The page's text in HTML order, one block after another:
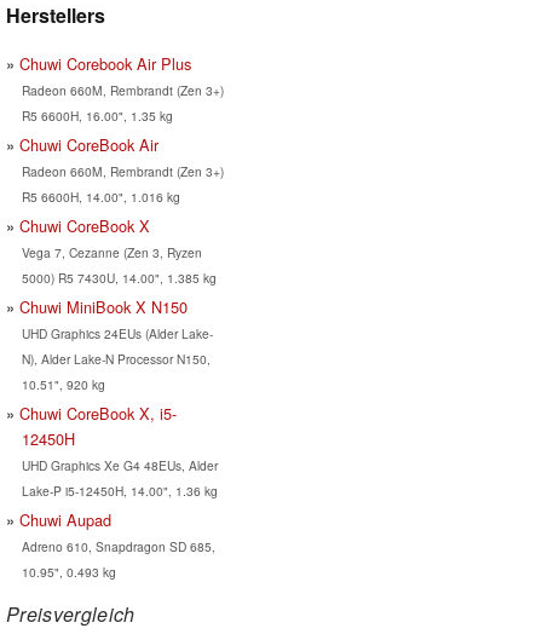
Herstellers
Chuwi Corebook Air Plus
Radeon 660M, Rembrandt (Zen 3+)
R5 6600H, 16.00", 1.35 kg
Chuwi CoreBook Air
Radeon 660M, Rembrandt (Zen 3+)
R5 6600H, 14.00", 1.016 kg
Chuwi CoreBook X
Vega 7, Cezanne (Zen 3, Ryzen
5000) R5 7430U, 14.00", 1.385 kg
Chuwi MiniBook X N150
UHD Graphics 24EUs (Alder Lake-
N), Alder Lake-N Processor N150,
10.51", 920 kg
Chuwi CoreBook X, i5-
12450H
UHD Graphics Xe G4 48EUs, Alder
Lake-P i5-12450H, 14.00", 1.36 kg
Chuwi Aupad
Adreno 610, Snapdragon SD 685,
10.95", 0.493 kg
Preisvergleich